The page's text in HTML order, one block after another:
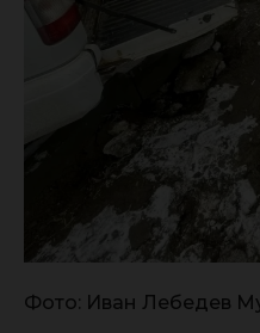
Фото: Иван Лебедев